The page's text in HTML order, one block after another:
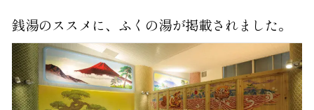
銭湯のススメに、ふくの湯が掲載されました。